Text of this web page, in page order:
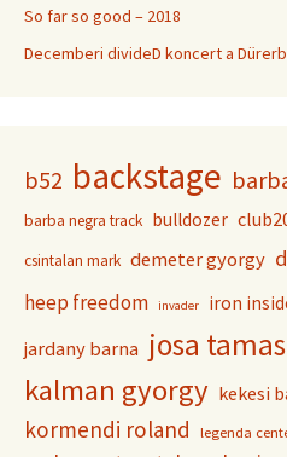
So far so good – 2018
Decemberi divideD koncert a
b52 backstage
barba negra track bulldozer
csintalan mark demeter gyorgy
heep freedom invader iron
jardany barna josa tamas
kalman gyorgy kekesi
kormendi roland
legenda